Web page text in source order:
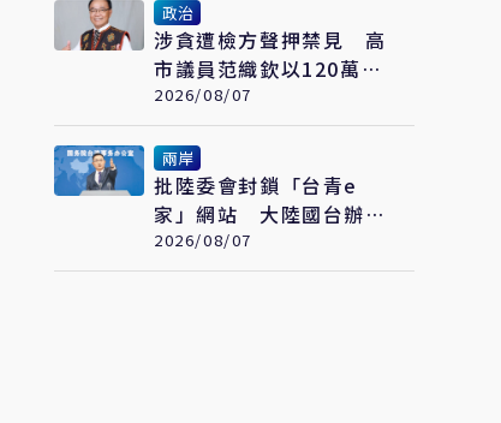
政治
涉貪遭檢方聲押禁見 高
市議員范織欽以120萬元
交保
2026/08/07
兩岸
批陸委會封鎖「台青e
家」網站 大陸國台辦：
顯示平台符合台青需求
2026/08/07